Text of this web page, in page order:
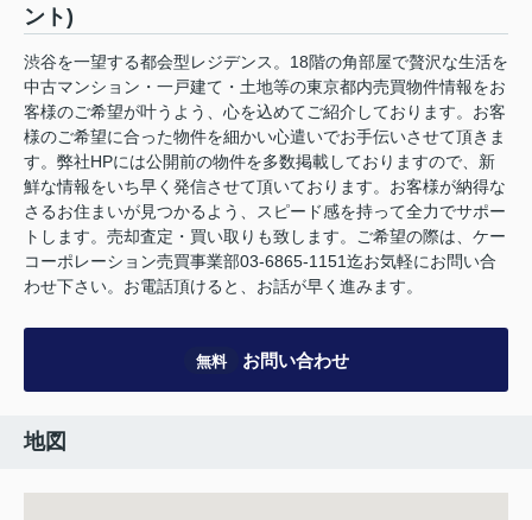
ント)
渋谷を一望する都会型レジデンス。18階の角部屋で贅沢な生活を
中古マンション・一戸建て・土地等の東京都内売買物件情報をお
客様のご希望が叶うよう、心を込めてご紹介しております。お客
様のご希望に合った物件を細かい心遣いでお手伝いさせて頂きま
す。弊社HPには公開前の物件を多数掲載しておりますので、新
鮮な情報をいち早く発信させて頂いております。お客様が納得な
さるお住まいが見つかるよう、スピード感を持って全力でサポー
トします。売却査定・買い取りも致します。ご希望の際は、ケー
コーポレーション売買事業部03-6865-1151迄お気軽にお問い合
わせ下さい。お電話頂けると、お話が早く進みます。
無料 お問い合わせ
地図